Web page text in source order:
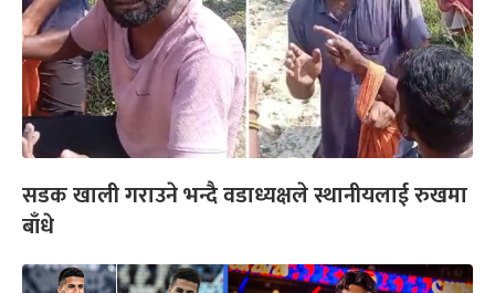
सडक खाली गराउने भन्दै वडाध्यक्षले स्थानीयलाई रुखमा
बाँधे